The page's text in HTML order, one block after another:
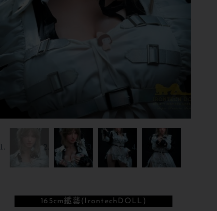
165cm鐵藝(IrontechDOLL)